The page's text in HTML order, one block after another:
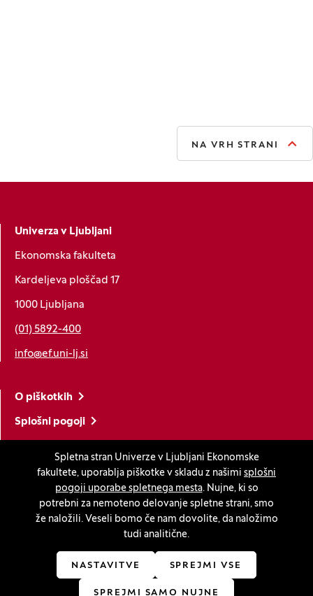
Spletna stran Univerze v Ljubljani Ekonomske
fakultete, uporablja piškotke v skladu z našimi splošni
pogoji uporabe spletnega mesta. Nujne, ki so
potrebni za nemoteno delovanje spletne strani, smo
že naložili. Veseli bomo če nam dovolite, da naložimo
tudi analitične.
NASTAVITVE SPREJMI VSE
SPREJMI SAMO NUJNE
NA VRH STRANI
Univerza v Ljubljani
Ekonomska fakulteta
Kardeljeva ploščad 17
1000 Ljubljana
(01) 5892-400
info@ef.uni-lj.si
O piškotkih
Splošni pogoji
Kazalo strani
Izjava o dostopnosti
Nastavitve piškotkov
Ostanite v stiku